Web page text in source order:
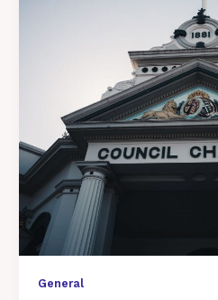
General
goes
here